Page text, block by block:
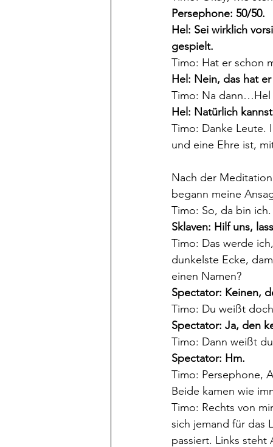
Persephone: 50/50.
Hel: Sei wirklich
gespielt.
Timo: Hat er schon
Hel: Nein, das hat
Timo: Na dann…Hel
Hel: Natürlich
Timo: Danke Leute.
und eine Ehre ist,
Nach der
begann meine
Timo: So, da bin
Sklaven: Hilf uns,
Timo: Das werde
dunkelste Ecke,
einen Namen?
Spectator: Keinen,
Timo: Du weißt
Spectator: Ja, den
Timo: Dann weißt
Spectator: Hm.
Timo: Persephone,
Beide kamen wie
Timo: Rechts von
sich jemand für das
passiert. Links